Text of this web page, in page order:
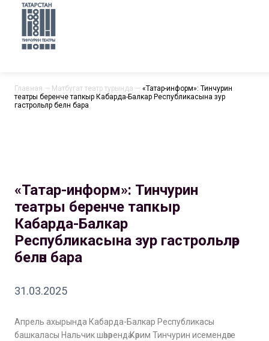
Главная — Матбугат театр турында — «Татар-информ»: Тинчурин
театры беренче тапкыр Кабарда-Балкар Республикасына зур
гастрольләр белән бара
«Татар-информ»: Тинчурин
театры беренче тапкыр
Кабарда-Балкар
Республикасына зур гастрольләр
белән бара
31.03.2025
Апрель ахырында Кабарда-Балкар Республикасы
башкаласы Нальчик шәһәрендә Кәрим Тинчурин исемендәге